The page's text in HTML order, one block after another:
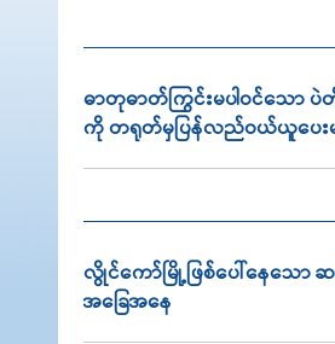
ဓာတုဓာတ်ကြွင်းမပါဝင်သော ပဲတီ
ကို တရုတ်မှပြန်လည်ဝယ်ယူပေ
လွိုင်ကော်မြို့ဖြစ်ပေါ်နေသော ဆ
အခြေအနေ